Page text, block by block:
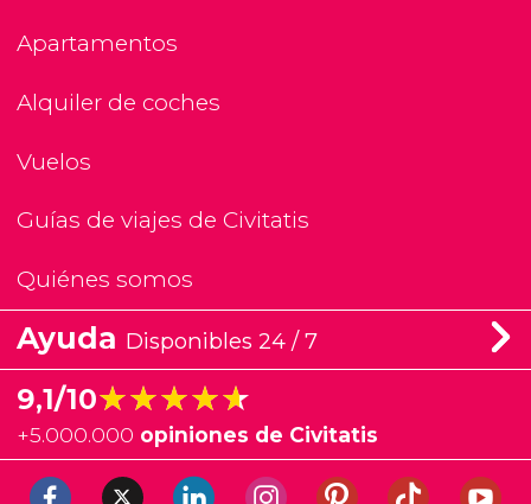
Apartamentos
Alquiler de coches
Vuelos
Guías de viajes de Civitatis
Quiénes somos
Ayuda Disponibles 24 / 7
9,1/10★★★★★
★★★★★
+5.000.000 opiniones de Civitatis